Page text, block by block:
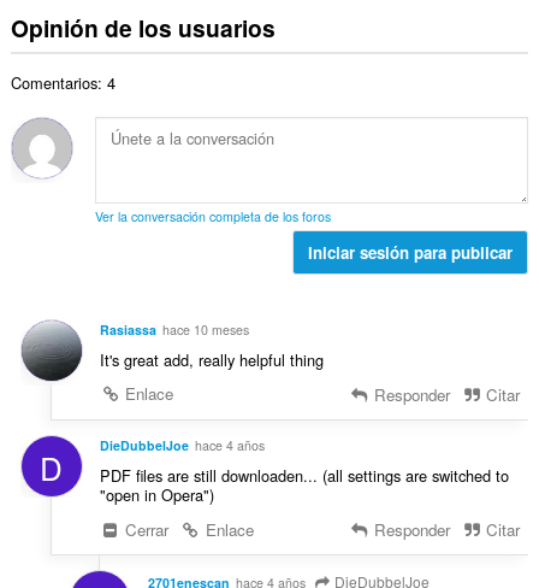
o
n
:
o
r
i
o
s
e
v
o
r
c
i
s
o
t
d
e
l
i
o
s
e
t
o
l
l
o
r
c
o
n
e
s
Opinión de los usuarios
Comentarios: 4
Ver la conversación completa de los foros
Iniciar sesión para publicar
Rasiassa hace 10 meses
It's great add, really helpful thing
Enlace
Responder Citar
D DieDubbelJoe hace 4 años
PDF files are still downloaden... (all settings are switched to
"open in Opera")
Cerrar
Enlace Responder Citar
2701enescan hace 4 años DieDubbelJoe